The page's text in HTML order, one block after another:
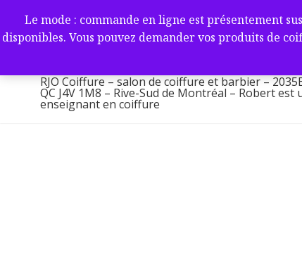
Le mode : commande en ligne est présentement
disponibles. Vous pouvez demander vos produits de
contenu
RJO Coiffure – salon de
-2035E Av. Victoria, Saint-
RJO Coiffure – salon de coiffure et barbier –
QC J4V 1M8 – Rive-Sud de Montréal – Robert
enseignant en coiffure